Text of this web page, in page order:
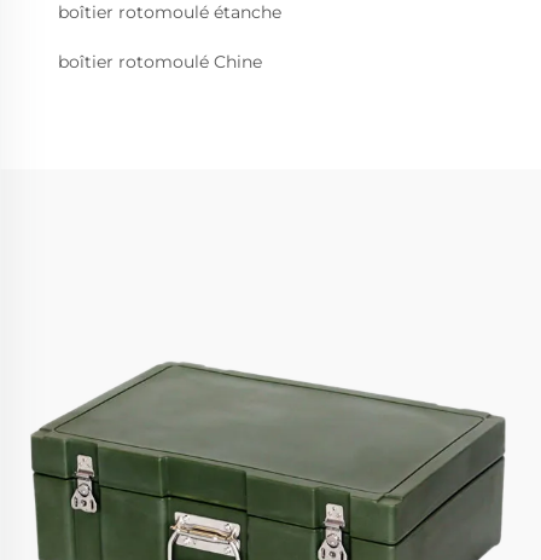
boîtier rotomoulé étanche
boîtier rotomoulé Chine